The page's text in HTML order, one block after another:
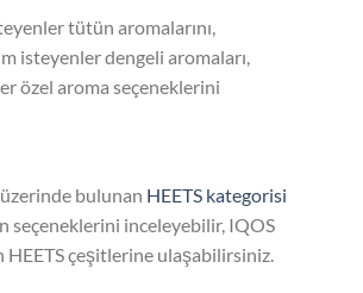
tütün aromalarını,
isteyenler dengeli aromaları,
özel aroma seçeneklerini
bulunan HEETS kategorisi
seçeneklerini inceleyebilir, IQOS
HEETS çeşitlerine ulaşabilirsiniz.